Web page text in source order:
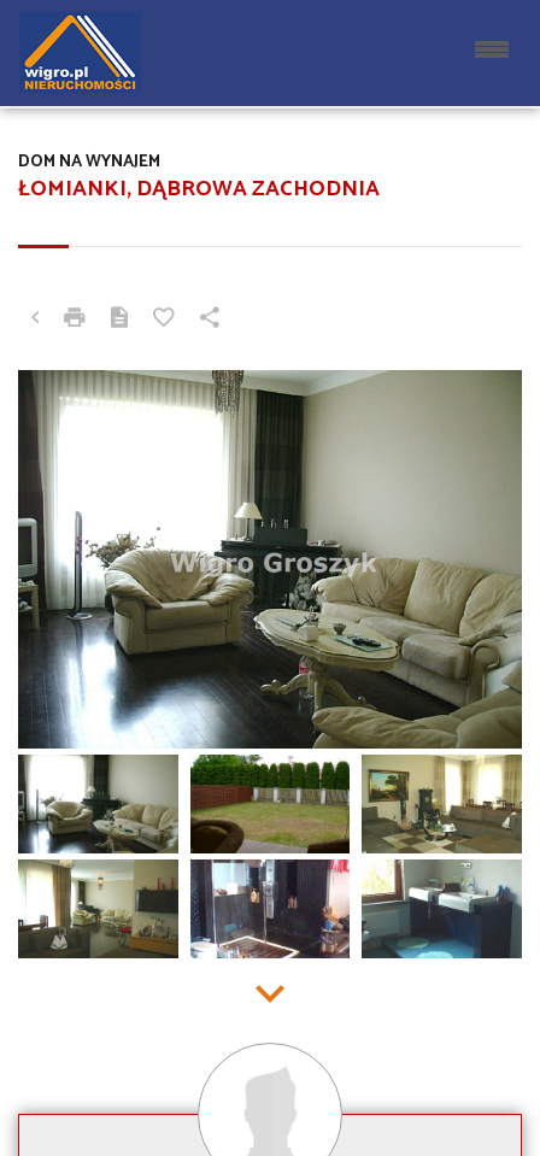
ŁOMIANKI, DĄBROWA ZACHODNIA
DOM NA WYNAJEM